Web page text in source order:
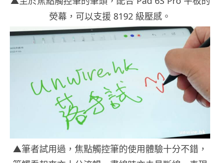
熒幕，可以支援 8192 級壓感。
▲筆者試用過，焦點觸控筆的使用體驗十分不錯，